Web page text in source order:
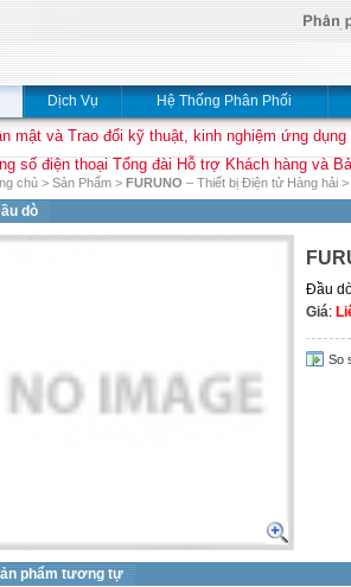
Dịch Vụ Hệ Thống Phân Phối
mật và Trao đổi kỹ thuật, kinh nghiệm ứng
số điện thoại Tổng đài Hỗ trợ Khách hàng và
chủ > Sản Phẩm > FURUNO – Thiết bị Điện tử Hàng hải >
dò
Đầu
Giá:
So
phẩm tương tự